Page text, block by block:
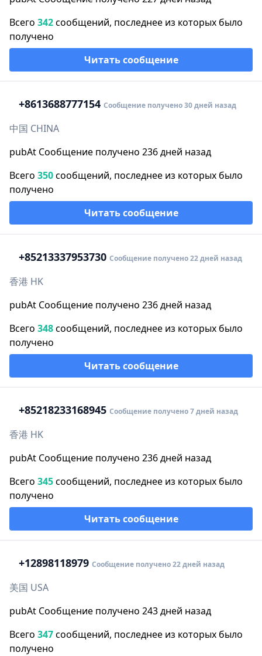
Всего 342сообщений, последнее из которых было
получено
Читать сообщение
+8613688777154 Сообщение получено 30 дней назад
中国 CHINA
pubAt Сообщение получено 236 дней назад
Всего 350сообщений, последнее из которых было
получено
Читать сообщение
+85213337953730 Сообщение получено 22 дней назад
香港 HK
pubAt Сообщение получено 236 дней назад
Всего 348сообщений, последнее из которых было
получено
Читать сообщение
+85218233168945 Сообщение получено 7 дней назад
香港 HK
pubAt Сообщение получено 236 дней назад
Всего 345сообщений, последнее из которых было
получено
Читать сообщение
+12898118979 Сообщение получено 22 дней назад
美国 USA
pubAt Сообщение получено 243 дней назад
Всего 347сообщений, последнее из которых было
получено